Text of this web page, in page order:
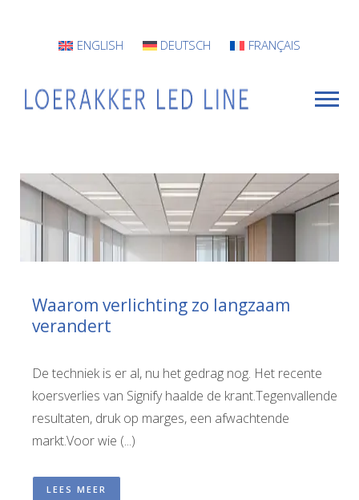
ENGLISH DEUTSCH FRANÇAIS
VOOR WIE
Armaturen
CONTACT
Waarom verlichting zo langzaam
verandert
De techniek is er al, nu het gedrag nog. Het recente
koersverlies van Signify haalde de krant.Tegenvallende
resultaten, druk op marges, een afwachtende
markt.Voor wie (...)
LEES MEER